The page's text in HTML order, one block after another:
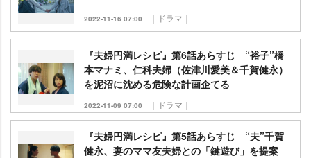
2022-11-16 07:00 ｜ドラマ｜
『夫婦円満レシピ』第6話あらすじ “裕子”橋
本マナミ、仁科夫婦（佐津川愛美＆千賀健永）
を泥沼に沈める危険な計画企てる
2022-11-09 07:00 ｜ドラマ｜
『夫婦円満レシピ』第5話あらすじ “夫”千賀
健永、妻のママ友夫婦との「鍵遊び」を提案